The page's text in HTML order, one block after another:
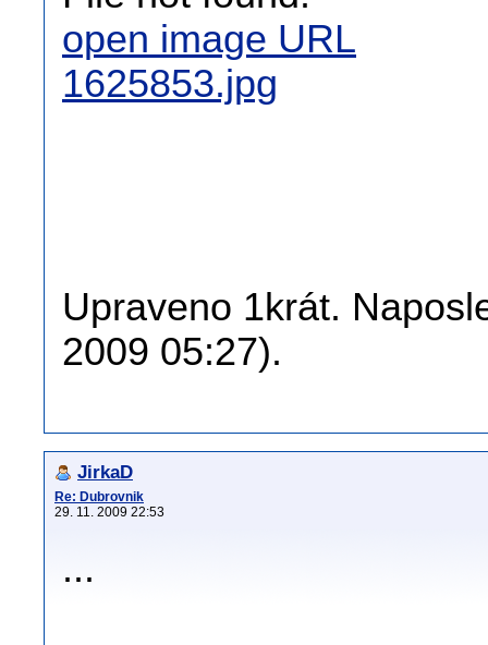
open image URL
1625853.jpg
Upraveno 1krát.
2009 05:27).
JirkaD
Re: Dubrovnik
29. 11. 2009 22:53
...